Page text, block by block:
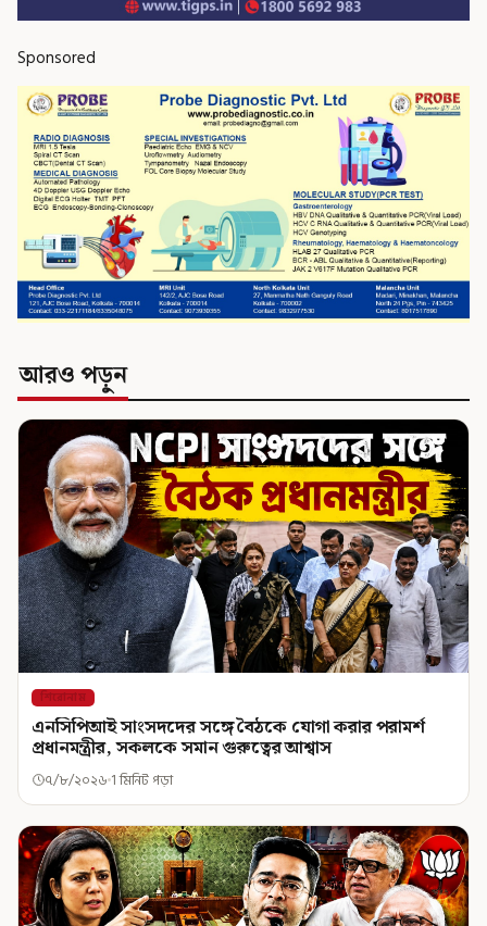
Sponsored
আরও পড়ুন
শিরোনাম
এনসিপিআই সাংসদদের সঙ্গে বৈঠকে যোগা করার পরামর্শ
প্রধানমন্ত্রীর, সকলকে সমান গুরুত্বের আশ্বাস
৭/৮/২০২৬ 1 মিনিট পড়া